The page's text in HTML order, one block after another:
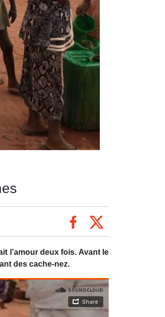
l’amour deux fois. Avant le
des cache-nez.